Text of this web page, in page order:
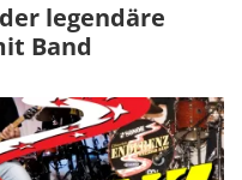
legendäre
Band